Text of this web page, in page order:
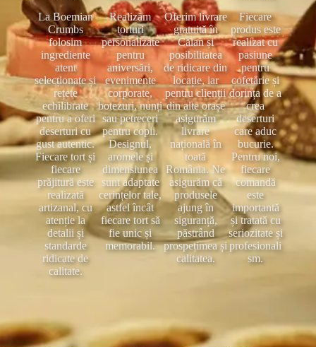
La Boemian
Crumbs
folosim
ingrediente
atent
selecționate și
rețete
echilibrate
pentru a oferi
deserturi cu
gust autentic.
Fiecare tort și
fiecare
prăjitură este
realizată
artizanal, cu
atenție la
detalii și
standarde
ridicate de
calitate.
Realizăm
torturi
personalizate
pentru
aniversări,
evenimente
corporate,
botezuri, nunți
sau petreceri
pentru copii.
Designul,
aromele și
dimensiunea
sunt adaptate
cerințelor tale,
astfel încât
fiecare tort să
fie unic și
memorabil.
Oferim livrare
gratuită în
Călan și
posibilitatea
de ridicare din
locație, iar
pentru clienții
din alte orașe
asigurăm
livrare
națională în
toată
România. Ne
asigurăm că
produsele
ajung în
siguranță,
păstrând
prospețimea și
calitatea.
Fiecare
produs este
realizat cu
pasiune
pentru
cofetărie și
dorința de a
crea
deserturi
care aduc
bucurie.
Pentru noi,
fiecare
comandă
este
importantă
și tratată cu
seriozitate și
profesionali
sm.